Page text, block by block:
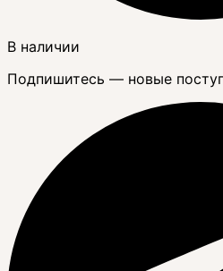
В наличии
Подпишитесь — новые